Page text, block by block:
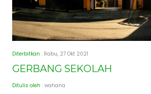
Diterbitkan : Rabu, 27 Okt 2021
GERBANG SEKOLAH
Ditulis oleh : wahana